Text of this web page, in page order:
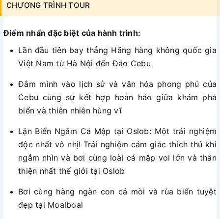
CHƯƠNG TRÌNH TOUR
Điểm nhấn đặc biệt của hành trình:
Lần đầu tiên bay thẳng Hãng hàng không quốc gia
Việt Nam từ Hà Nội đến Đảo Cebu
Đắm mình vào lịch sử và văn hóa phong phú của
Cebu cùng sự kết hợp hoàn hảo giữa khám phá
biển và thiên nhiên hùng vĩ
Lặn Biển Ngắm Cá Mập tại Oslob: Một trải nghiệm
độc nhất vô nhị! Trải nghiệm cảm giác thích thú khi
ngắm nhìn và bơi cùng loài cá mập voi lớn và thân
thiện nhất thế giới tại Oslob
Bơi cùng hàng ngàn con cá mòi và rùa biển tuyệt
đẹp tại Moalboal